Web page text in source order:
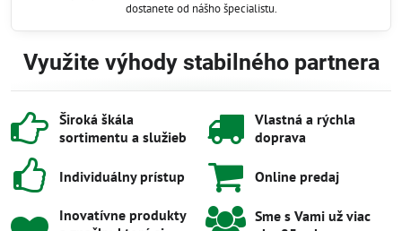
dostanete od nášho špecialistu.
Využite výhody stabilného partnera
Široká škála
sortimentu a služieb
Vlastná a rýchla
doprava
Individuálny prístup Online predaj
Inovatívne produkty
Sme s Vami už viac